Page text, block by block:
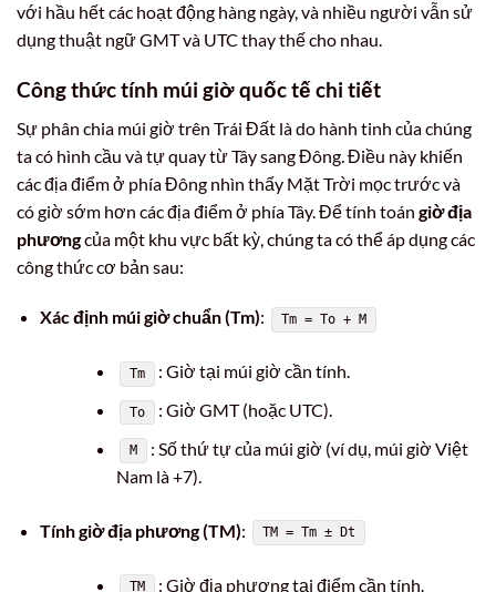
với hầu hết các hoạt động hàng ngày, và nhiều người vẫn sử
dụng thuật ngữ GMT và UTC thay thế cho nhau.
Công thức tính múi giờ quốc tế chi tiết
Sự phân chia múi giờ trên Trái Đất là do hành tinh của chúng
ta có hình cầu và tự quay từ Tây sang Đông. Điều này khiến
các địa điểm ở phía Đông nhìn thấy Mặt Trời mọc trước và
có giờ sớm hơn các địa điểm ở phía Tây. Để tính toán giờ địa
phươngcủa một khu vực bất kỳ, chúng ta có thể áp dụng các
công thức cơ bản sau:
Xác định múi giờ chuẩn (Tm): Tm = To + M
Tm : Giờ tại múi giờ cần tính.
To : Giờ GMT (hoặc UTC).
M
: Số thứ tự của múi giờ (ví dụ, múi giờ Việt
Nam là +7).
Tính giờ địa phương (TM): TM = Tm ± Dt
TM : Giờ địa phương tại điểm cần tính.